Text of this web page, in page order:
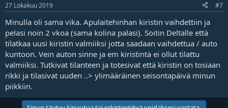
27 Lokakuu 2019 #7
Minulla oli sama vika. Apulaitehinhan kiristin vaihdettiin ja
pelasi noin 2 vkoa (sama kolina palasi). Soitin Deltalle että
tilatkaa uusi kiristin valmiiksi jotta saadaan vaihdettua / auto
kuntoon. Vein auton sinne ja em kiristintä ei ollut tilattu
valmiiksi. Tutkivat tilanteen ja totesivat että kiristin on tosiaan
rikki ja tilasivat uuden ..> ylimääräinen seisontapäivä minun
piikkiin.